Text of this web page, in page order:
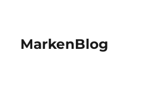
MarkenBlog